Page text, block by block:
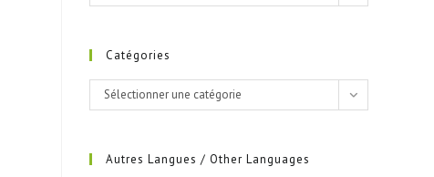
Catégories
Catégories
Sélectionner une catégorie
Autres Langues / Other Languages